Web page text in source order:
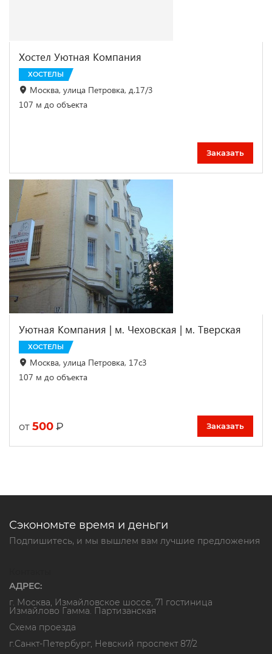
Хостел Уютная Компания
ХОСТЕЛЫ
Москва, улица Петровка, д.17/3
107 м до объекта
Заказать
Уютная Компания | м. Чеховская | м. Тверская
ХОСТЕЛЫ
Москва, улица Петровка, 17с3
107 м до объекта
от 500 ₽ Заказать
Сэкономьте время и деньги
Подпишитесь, и мы вышлем вам лучшие предложения
АДРЕС:
г. Москва, Измайловское шоссе, 71 гостиница
Измайлово Гамма. Партизанская
Схема проезда
г.Санкт-Петербург, Невский проспект 87/2